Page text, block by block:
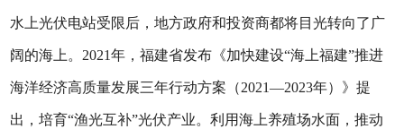
水上光伏电站受限后，地方政府和投资商都将目光转向了广
阔的海上。2021年，福建省发布《加快建设“海上福建”推进
海洋经济高质量发展三年行动方案（2021—2023年）》提
出，培育“渔光互补”光伏产业。利用海上养殖场水面，推动